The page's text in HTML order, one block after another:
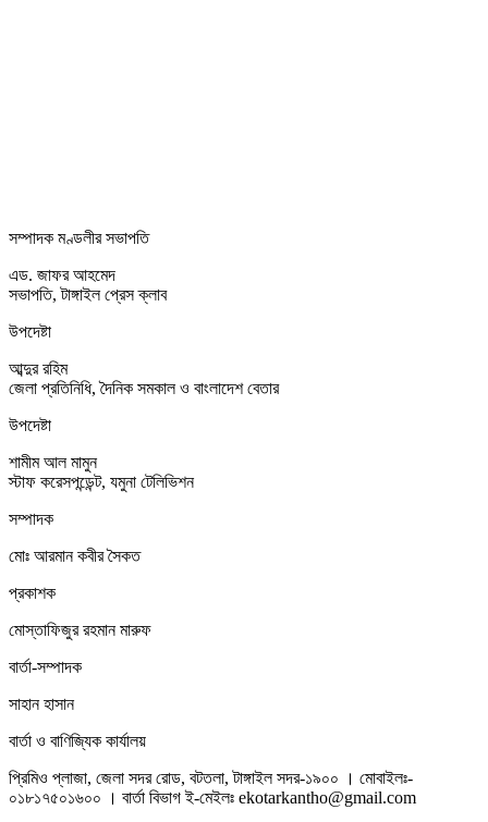
সম্পাদক মণ্ডলীর সভাপতি
এড. জাফর আহমেদ
সভাপতি, টাঙ্গাইল প্রেস ক্লাব
উপদেষ্টা
আব্দুর রহিম
জেলা প্রতিনিধি, দৈনিক সমকাল ও বাংলাদেশ বেতার
উপদেষ্টা
শামীম আল মামুন
স্টাফ করেসপন্ডেন্ট, যমুনা টেলিভিশন
সম্পাদক
মোঃ আরমান কবীর সৈকত
প্রকাশক
মোস্তাফিজুর রহমান মারুফ
বার্তা-সম্পাদক
সাহান হাসান
বার্তা ও বাণিজ্যিক কার্যালয়
প্রিমিও প্লাজা, জেলা সদর রোড, বটতলা, টাঙ্গাইল সদর-১৯০০ । মোবাইলঃ-
০১৮১৭৫০১৬০০ । বার্তা বিভাগ ই-মেইলঃ ekotarkantho@gmail.com